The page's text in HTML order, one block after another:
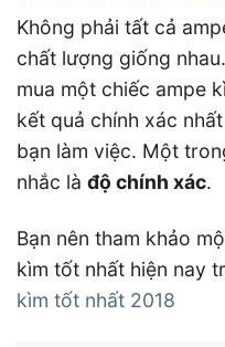
Không phải tất cả
chất lượng giống
mua một chiếc ampe
kết quả chính xác
bạn làm việc. Một
nhắc là độ chính xác.
Bạn nên tham khảo
kìm tốt nhất hiện nay
kìm tốt nhất 2018